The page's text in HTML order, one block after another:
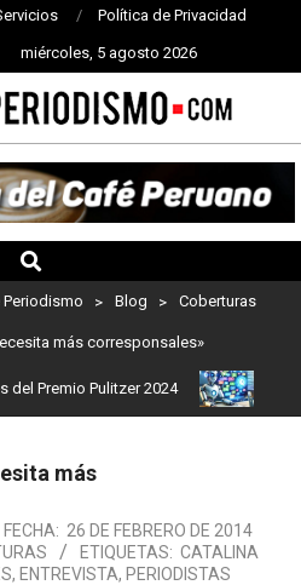
Política de Privacidad
miércoles, 5 agosto 2026
Periodismo > Blog > Coberturas
más corresponsales»
Pulitzer 2024
más
FECHA: 26 DE FEBRERO DE 2014
ETIQUETAS: CATALINA
, ENTREVISTA, PERIODISTAS